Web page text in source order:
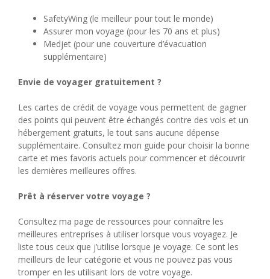
SafetyWing (le meilleur pour tout le monde)
Assurer mon voyage (pour les 70 ans et plus)
Medjet (pour une couverture d’évacuation
supplémentaire)
Envie de voyager gratuitement ?
Les cartes de crédit de voyage vous permettent de gagner
des points qui peuvent être échangés contre des vols et un
hébergement gratuits, le tout sans aucune dépense
supplémentaire. Consultez mon guide pour choisir la bonne
carte et mes favoris actuels pour commencer et découvrir
les dernières meilleures offres.
Prêt à réserver votre voyage ?
Consultez ma page de ressources pour connaître les
meilleures entreprises à utiliser lorsque vous voyagez. Je
liste tous ceux que j’utilise lorsque je voyage. Ce sont les
meilleurs de leur catégorie et vous ne pouvez pas vous
tromper en les utilisant lors de votre voyage.